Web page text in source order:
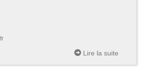
Lire la suite